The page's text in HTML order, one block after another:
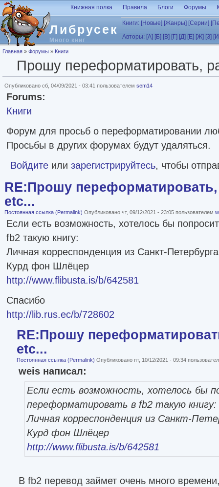
Перейти к основному содержанию
Либрусек
Много книг
Книжная полка Правила Блоги Форумы
Книги: [Новые] [Жанры] [Серии]
Авторы: [А] [Б] [В] [Г] [Д] [Е] [Ж] [З]
Вы здесь
Главная » Форумы » Книги
Прошу переформатировать,
Опубликовано сб, 04/09/2021 - 03:41 пользователем sem14
Forums:
Книги
Форум для просьб о переформатировании
Просьбы в других форумах будут удаляться.
Войдите или зарегистрируйтесь, чтобы
RE:Прошу переформатировать,
etc...
Постоянная ссылка (Permalink) Опубликовано чт, 09/12/2021 - 23:05 пользователем
Если есть возможность, хотелось бы
fb2 такую книгу:
Личная корреспонденция из Санкт-
Курд фон Шлёцер
http://www.flibusta.is/b/642581
Спасибо
http://lib.rus.ec/b/728602
RE:Прошу
etc...
Постоянная ссылка (Permalink) Опубликовано пт, 10/12/2021 - 09:34
weis написал:
Если есть возможность, хотелось бы
переформатировать в fb2 такую книгу:
Личная корреспонденция из Санкт-
Курд фон Шлёцер
http://www.flibusta.is/b/642581
В fb2 перевод займет очень много